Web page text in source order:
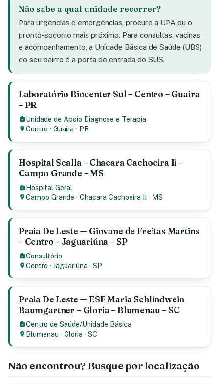
Não sabe a qual unidade recorrer?
Para urgências e emergências, procure a UPA ou o
pronto-socorro mais próximo. Para consultas, vacinas
e acompanhamento, a Unidade Básica de Saúde (UBS)
do seu bairro é a porta de entrada do SUS.
Laboratório Biocenter Sul – Centro – Guaira
– PR
Unidade de Apoio Diagnose e Terapia
Centro ·Guaíra · PR
Hospital Scalla – Chacara Cachoeira Ii –
Campo Grande – MS
Hospital Geral
Campo Grande ·Chacara Cachoeira II · MS
Praia De Leste — Giovane de Freitas Martins
– Centro – Jaguariúna – SP
Consultório
Centro ·Jaguariúna ·SP
Praia De Leste — ESF Maria Schlindwein
Baumgartner – Gloria – Blumenau – SC
Centro de Saúde/Unidade Básica
Blumenau ·Gloria ·SC
Não encontrou? Busque por localização